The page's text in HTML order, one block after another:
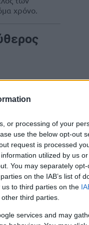
or processing of your
use the below opt-out
request is processed
utilized by us
You may separately
on the IAB’s list of
to third parties on the
third parties.
services and may
χρόνο.
την
στο